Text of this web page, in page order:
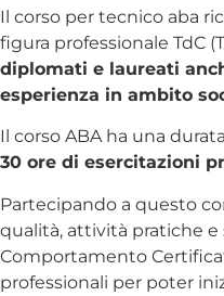
Il corso per tecnico aba
figura professionale TdC
diplomati e laureati
esperienza in ambito
Il corso ABA ha una
30 ore di esercitazioni
Partecipando a questo
qualità, attività pratiche e
Comportamento
professionali per poter